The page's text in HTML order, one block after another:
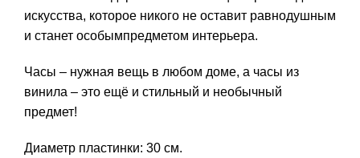
искусства, которое никого не оставит равнодушным
и станет особымпредметом интерьера.
Часы – нужная вещь в любом доме, а часы из
винила – это ещё и стильный и необычный
предмет!
Диаметр пластинки: 30 см.